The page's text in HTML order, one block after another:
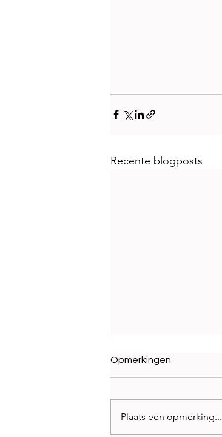
Recente blogposts
Best Brands 2026
Opmerkingen
Plaats een opmerking...